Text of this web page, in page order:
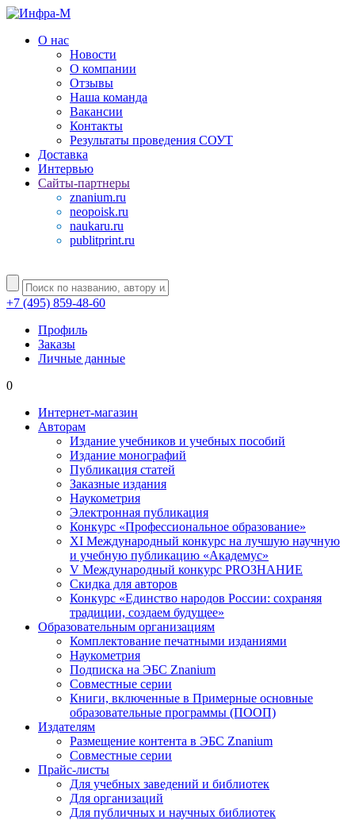
О нас
Новости
О компании
Отзывы
Наша команда
Вакансии
Контакты
Результаты проведения СОУТ
Доставка
Интервью
Сайты-партнеры
znanium.ru
neopoisk.ru
naukaru.ru
publitprint.ru
+7 (495) 859-48-60
Профиль
Заказы
Личные данные
0
Интернет-магазин
Авторам
Издание учебников и учебных пособий
Издание монографий
Публикация статей
Заказные издания
Наукометрия
Электронная публикация
Конкурс «Профессиональное образование»
XI Международный конкурс на лучшую научную
и учебную публикацию «Академус»
V Международный конкурс PROЗНАНИЕ
Скидка для авторов
Конкурс «Единство народов России: сохраняя
традиции, создаем будущее»
Образовательным организациям
Комплектование печатными изданиями
Наукометрия
Подписка на ЭБС Znanium
Совместные серии
Книги, включенные в Примерные основные
образовательные программы (ПООП)
Издателям
Размещение контента в ЭБС Znanium
Совместные серии
Прайс-листы
Для учебных заведений и библиотек
Для организаций
Для публичных и научных библиотек